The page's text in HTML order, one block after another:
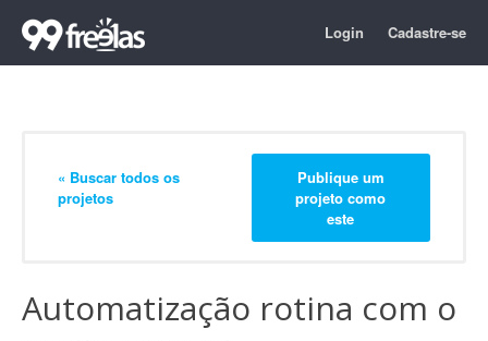
Login Cadastre-se
« Buscar todos os
projetos
Publique um
projeto como
este
Automatização rotina com o